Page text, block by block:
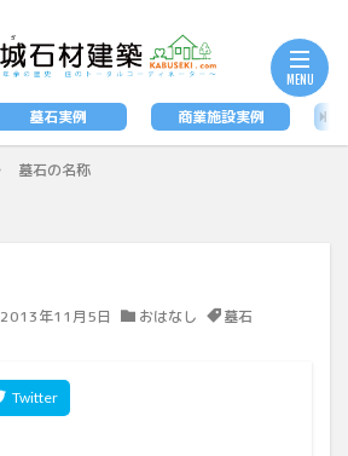
墓石実例 商業施設実例
墓石の名称
2013年11月5日 おはなし
墓石